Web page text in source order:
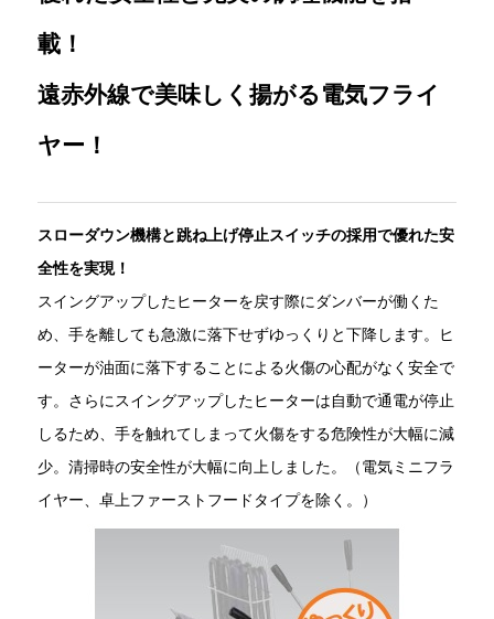
載！
遠赤外線で美味しく揚がる電気フライ
ヤー！
スローダウン機構と跳ね上げ停止スイッチの採用で優れた安
全性を実現！
スイングアップしたヒーターを戻す際にダンバーが働くた
め、手を離しても急激に落下せずゆっくりと下降します。ヒ
ーターが油面に落下することによる火傷の心配がなく安全で
す。さらにスイングアップしたヒーターは自動で通電が停止
しるため、手を触れてしまって火傷をする危険性が大幅に減
少。清掃時の安全性が大幅に向上しました。（電気ミニフラ
イヤー、卓上ファーストフードタイプを除く。）